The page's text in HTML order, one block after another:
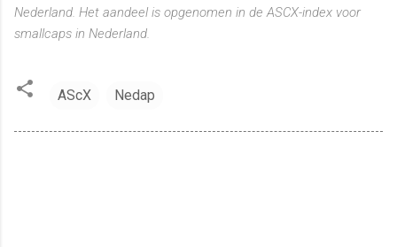
Nederland. Het aandeel is opgenomen in de ASCX-index voor
smallcaps in Nederland.
AScX Nedap